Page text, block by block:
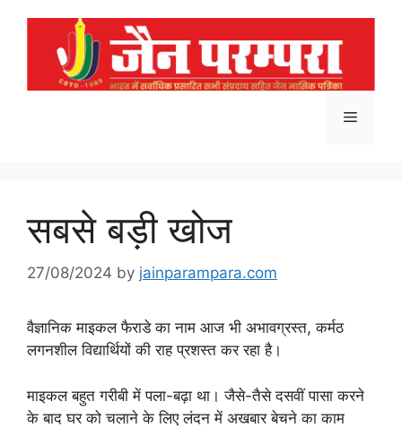
Menu
सबसे बड़ी खोज
27/08/2024 by jainparampara.com
वैज्ञानिक माइकल फैराडे का नाम आज भी अभावग्रस्त, कर्मठ
लगनशील विद्यार्थियों की राह प्रशस्त कर रहा है।
माइकल बहुत गरीबी में पला-बढ़ा था। जैसे-तैसे दसवीं पासा करने
के बाद घर को चलाने के लिए लंदन में अखबार बेचने का काम